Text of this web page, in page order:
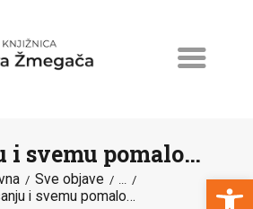
Open toolbar
i svemu pomalo…
Sve objave ...
i svemu pomalo…